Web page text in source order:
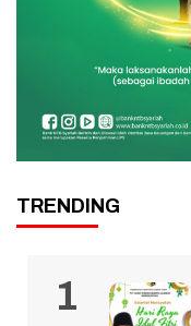
TRENDING